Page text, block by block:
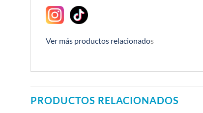
Ver más productos relacionados
PRODUCTOS RELACIONADOS